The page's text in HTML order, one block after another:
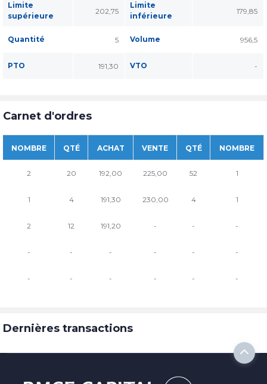
Limite
supérieure
202,75
Limite
inférieure
179,85
Quantité 5 Volume 956,5
PTO 191,30 VTO -
Carnet d'ordres
NOMBRE QTÉ ACHAT
2 20 192,00
1 4 191,30
2 12 191,20
- - -
- - -
VENTE QTÉ NOMBRE
225,00 52 1
230,00 4 1
- - -
- - -
- - -
Dernières transactions